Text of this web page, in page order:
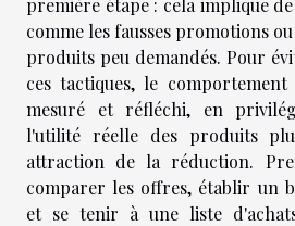
comme les fausses promotions
produits peu demandés. Pour
ces tactiques, le
mesuré et réfléchi, en
l'utilité réelle des produits
attraction de la réduction.
comparer les offres, établir un
et se tenir à une liste